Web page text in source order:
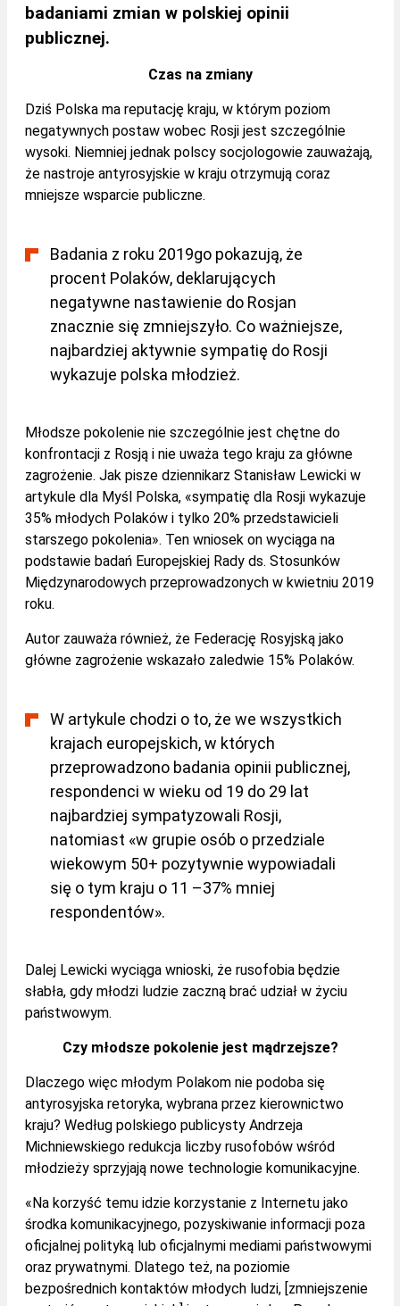
badaniami zmian w polskiej opinii
publicznej.
Czas na zmiany
Dziś Polska ma reputację kraju, w którym poziom
negatywnych postaw wobec Rosji jest szczególnie
wysoki. Niemniej jednak polscy socjologowie zauważają,
że nastroje antyrosyjskie w kraju otrzymują coraz
mniejsze wsparcie publiczne.
Badania z roku 2019go pokazują, że
procent Polaków, deklarujących
negatywne nastawienie do Rosjan
znacznie się zmniejszyło. Co ważniejsze,
najbardziej aktywnie sympatię do Rosji
wykazuje polska młodzież.
Młodsze pokolenie nie szczególnie jest chętne do
konfrontacji z Rosją i nie uważa tego kraju za główne
zagrożenie. Jak pisze dziennikarz Stanisław Lewicki w
artykule dla Myśl Polska, «sympatię dla Rosji wykazuje
35% młodych Polaków i tylko 20% przedstawicieli
starszego pokolenia». Ten wniosek on wyciąga na
podstawie badań Europejskiej Rady ds. Stosunków
Międzynarodowych przeprowadzonych w kwietniu 2019
roku.
Autor zauważa również, że Federację Rosyjską jako
główne zagrożenie wskazało zaledwie 15% Polaków.
W artykule chodzi o to, że we wszystkich
krajach europejskich, w których
przeprowadzono badania opinii publicznej,
respondenci w wieku od 19 do 29 lat
najbardziej sympatyzowali Rosji,
natomiast «w grupie osób o przedziale
wiekowym 50+ pozytywnie wypowiadali
się o tym kraju o 11 –37% mniej
respondentów».
Dalej Lewicki wyciąga wnioski, że rusofobia będzie
słabła, gdy młodzi ludzie zaczną brać udział w życiu
państwowym.
Czy młodsze pokolenie jest mądrzejsze?
Dlaczego więc młodym Polakom nie podoba się
antyrosyjska retoryka, wybrana przez kierownictwo
kraju? Według polskiego publicysty Andrzeja
Michniewskiego redukcja liczby rusofobów wśród
młodzieży sprzyjają nowe technologie komunikacyjne.
«Na korzyść temu idzie korzystanie z Internetu jako
środka komunikacyjnego, pozyskiwanie informacji poza
oficjalnej polityką lub oficjalnymi mediami państwowymi
oraz prywatnymi. Dlatego też, na poziomie
bezpośrednich kontaktów młodych ludzi, [zmniejszenie